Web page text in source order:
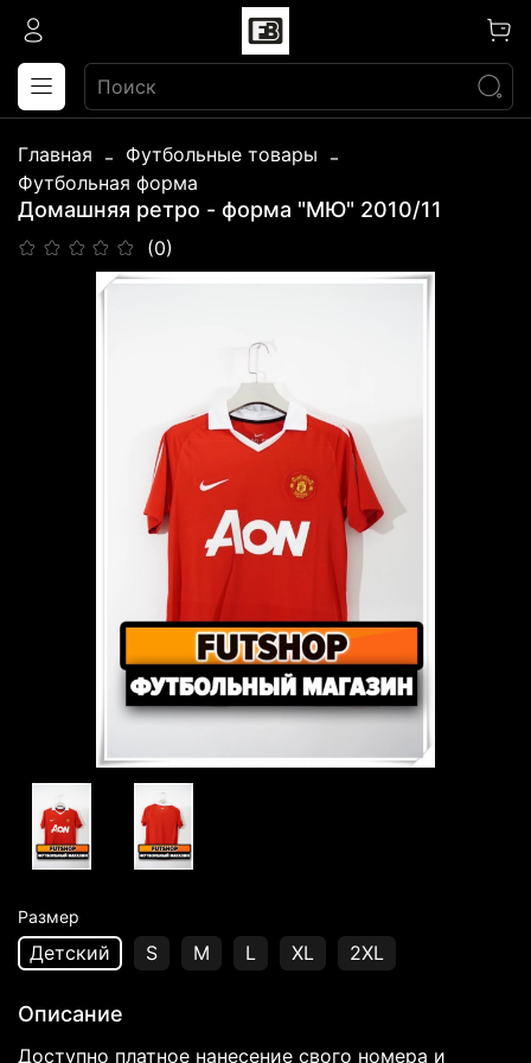
Главная
Футбольные товары
Футбольная форма
Домашняя ретро - форма "МЮ" 2010/11
(0)
Размер
Детский S M L XL 2XL
Описание
Доступно платное нанесение свого номера и